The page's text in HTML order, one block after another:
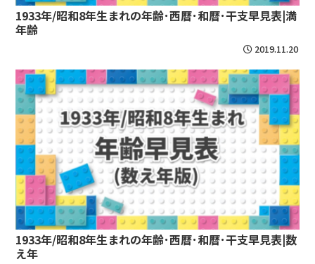
1933年/昭和8年生まれの年齢･西暦･和暦･干支早見表|満
年齢
2019.11.20
1933年/昭和8年生まれの年齢･西暦･和暦･干支早見表|数
え年